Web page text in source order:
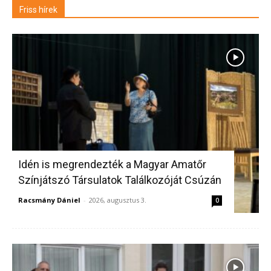
Friss hírek
Idén is megrendezték a Magyar Amatőr
Színjátszó Társulatok Találkozóját Csúzán
Racsmány Dániel - 2026, augusztus 3. 0